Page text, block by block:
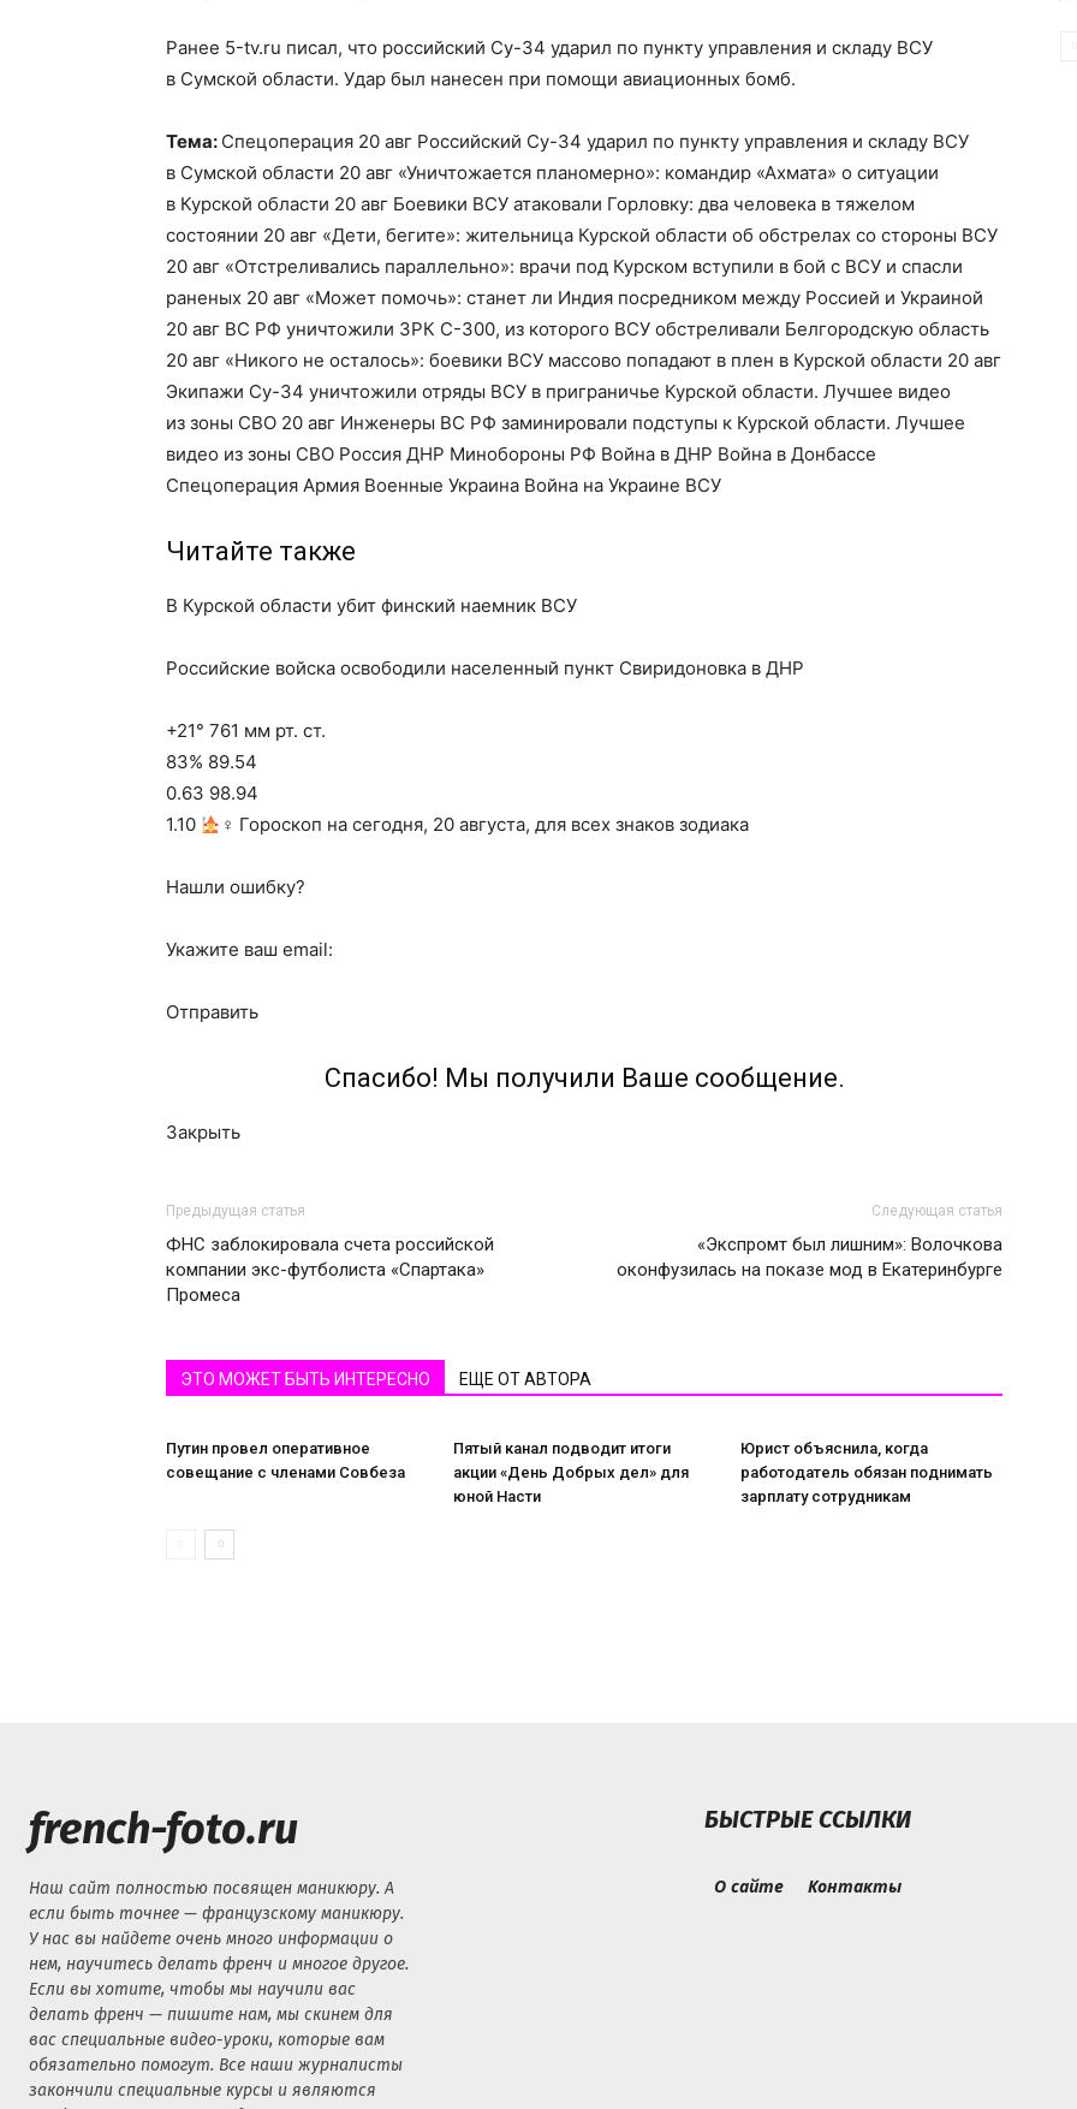
Ранее 5-tv.ru писал, что российский Су-34 ударил по пункту управления и складу ВСУ
в Сумской области. Удар был нанесен при помощи авиационных бомб.
Тема: Спецоперация 20 авг Российский Су-34 ударил по пункту управления и складу ВСУ
в Сумской области 20 авг «Уничтожается планомерно»: командир «Ахмата» о ситуации
в Курской области 20 авг Боевики ВСУ атаковали Горловку: два человека в тяжелом
состоянии 20 авг «Дети, бегите»: жительница Курской области об обстрелах со стороны ВСУ
20 авг «Отстреливались параллельно»: врачи под Курском вступили в бой с ВСУ и спасли
раненых 20 авг «Может помочь»: станет ли Индия посредником между Россией и Украиной
20 авг ВС РФ уничтожили ЗРК С-300, из которого ВСУ обстреливали Белгородскую область
20 авг «Никого не осталось»: боевики ВСУ массово попадают в плен в Курской области 20 авг
Экипажи Су-34 уничтожили отряды ВСУ в приграничье Курской области. Лучшее видео
из зоны СВО 20 авг Инженеры ВС РФ заминировали подступы к Курской области. Лучшее
видео из зоны СВО Россия ДНР Минобороны РФ Война в ДНР Война в Донбассе
Спецоперация Армия Военные Украина Война на Украине ВСУ
Читайте также
В Курской области убит финский наемник ВСУ
Российские войска освободили населенный пункт Свиридоновка в ДНР
+21° 761 мм рт. ст.
83% 89.54
0.63 98.94
1.10
‍♀ Гороскоп на сегодня, 20 августа, для всех знаков зодиака
Нашли ошибку?
Укажите ваш email:
Отправить
Спасибо! Мы получили Ваше сообщение.
Закрыть
Предыдущая статья
ФНС заблокировала счета российской
компании экс-футболиста «Спартака»
Промеса
Следующая статья
«Экспромт был лишним»: Волочкова
оконфузилась на показе мод в Екатеринбурге
ЭТО МОЖЕТ БЫТЬ ИНТЕРЕСНО ЕЩЕ ОТ АВТОРА
Путин провел оперативное
совещание с членами Совбеза
Пятый канал подводит итоги
акции «День Добрых дел» для
юной Насти
Юрист объяснила, когда
работодатель обязан поднимать
зарплату сотрудникам
french-foto.ru
Наш сайт полностью посвящен маникюру. А
если быть точнее — французскому маникюру.
У нас вы найдете очень много информации о
нем, научитесь делать френч и многое другое.
Если вы хотите, чтобы мы научили вас
делать френч — пишите нам, мы скинем для
вас специальные видео-уроки, которые вам
обязательно помогут. Все наши журналисты
закончили специальные курсы и являются
БЫСТРЫЕ ССЫЛКИ
О сайте Контакты